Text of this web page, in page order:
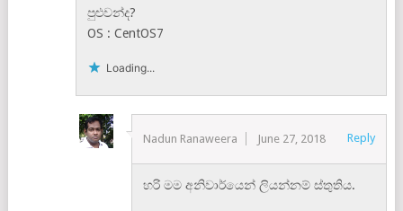
පුළුවන්ද?
OS : CentOS7
Loading...
Nadun Ranaweera June 27, 2018 Reply
හරි මම අනිවාර්යෙන් ලියන්නම් ස්තුතිය.